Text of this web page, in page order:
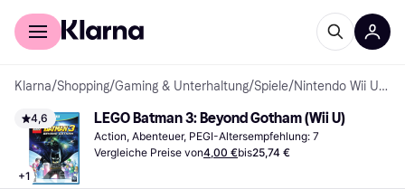
Für Shopper
Klarna/Shopping/Gaming & Unterhaltung/Spiele/ Nintendo Wii U-Spiele
4,6
+1
LEGO Batman 3: Beyond Gotham (Wii U)
Action, Abenteuer, PEGI-Altersempfehlung: 7
Vergleiche Preise von4,00 €bis25,74 €